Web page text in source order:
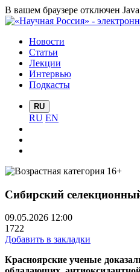
В вашем браузере отключен
Новости
Статьи
Лекции
Интервью
Подкасты
RU
RU EN
Сибирский
09.05.2026 12:00
1722
Добавить в закладки
Красноярские ученые